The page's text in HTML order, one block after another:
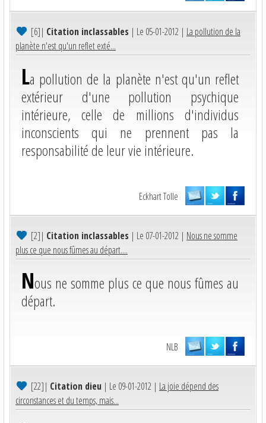
[6]| Citation inclassables | Le 05-01-2012 | La pollution de la
planète n'est qu'un reflet exté...
La pollution de la planète n'est qu'un reflet
extérieur d'une pollution psychique
intérieure, celle de millions d'individus
inconscients qui ne prennent pas la
responsabilité de leur vie intérieure.
Eckhart Tolle
[2]| Citation inclassables | Le 07-01-2012 | Nous ne somme
plus ce que nous fûmes au départ....
Nous ne somme plus ce que nous fûmes au
départ.
NLB
[22]| Citation dieu | Le 09-01-2012 | La joie dépend des
circonstances et du temps, mais...